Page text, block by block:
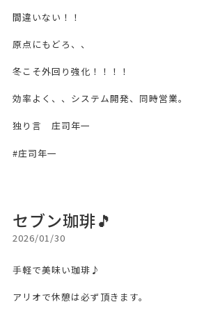
間違いない！！
原点にもどろ、、
冬こそ外回り強化！！！！
効率よく、、システム開発、同時営業。
独り言 庄司年一
#庄司年一
セブン珈琲🎵
2026/01/30
手軽で美味い珈琲♪
アリオで休憩は必ず頂きます。